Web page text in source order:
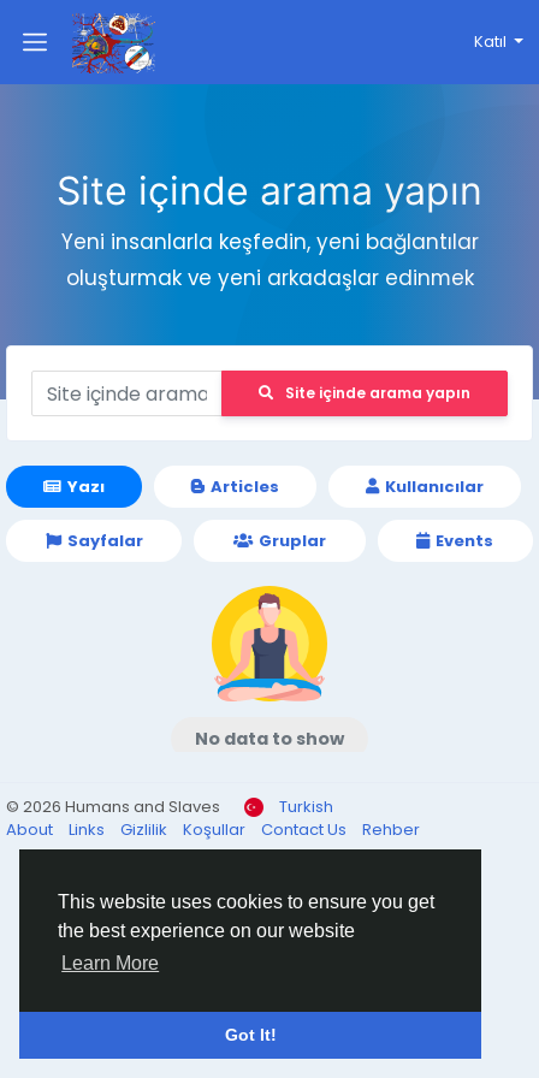
This website uses cookies to ensure you get
the best experience on our website
Learn More
Got It!
Katıl
Site içinde arama yapın
Yeni insanlarla keşfedin, yeni bağlantılar
oluşturmak ve yeni arkadaşlar edinmek
Site içinde arama yapın
Yazı Articles Kullanıcılar
Sayfalar Gruplar Events
No data to show
© 2026 Humans and Slaves
Turkish
About
Links Gizlilik Koşullar Contact Us Rehber